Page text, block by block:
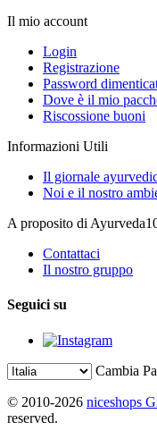
Il mio account
Login
Registrazione
Password
Dove è il mio
Riscossione buoni
Informazioni Utili
Il giornale
Noi e il nostro
A proposito di
Contattaci
Il nostro gruppo
Seguici su
Cambia
© 2010-2026 niceshops
reserved.